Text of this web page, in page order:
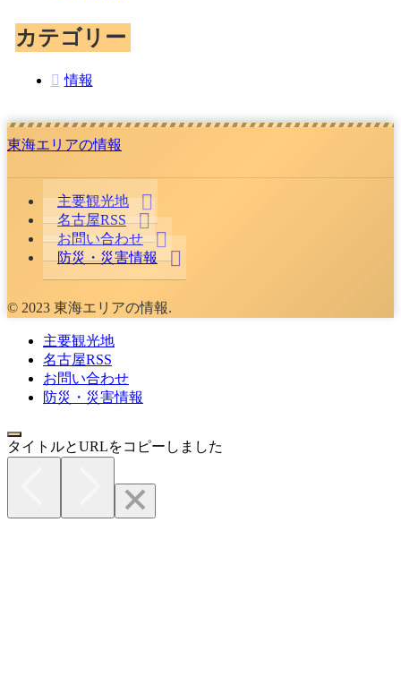
カテゴリー
情報
東海エリアの情報
主要観光地
名古屋RSS
お問い合わせ
防災・災害情報
© 2023 東海エリアの情報.
主要観光地
名古屋RSS
お問い合わせ
防災・災害情報
タイトルとURLをコピーしました